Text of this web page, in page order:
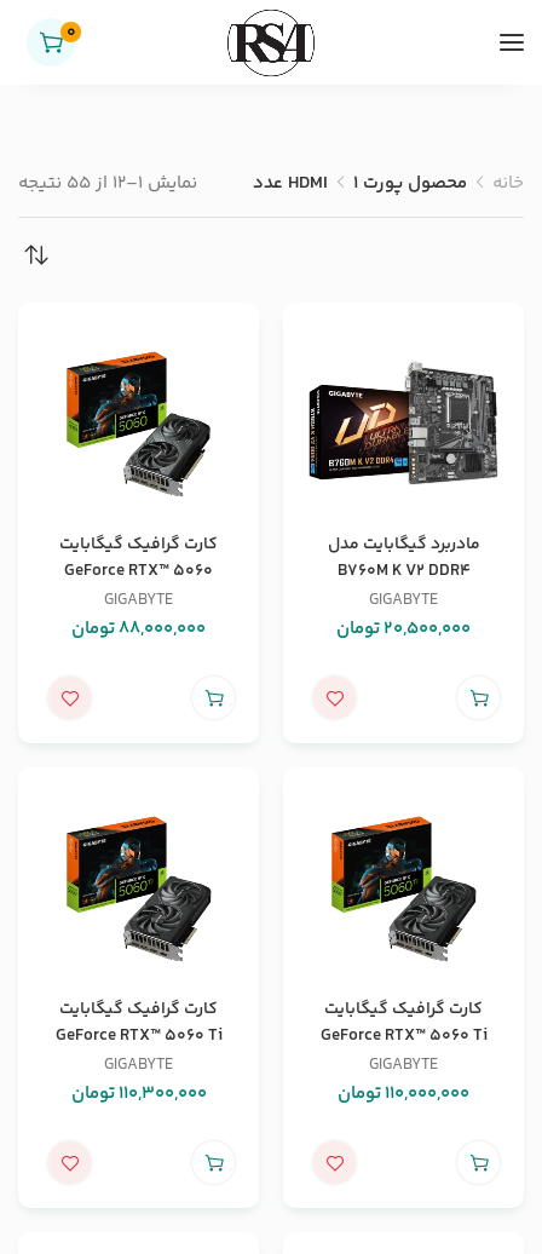
0
خانه محصول پورت HDMI 1 عدد نمایش 1–12 از 55 نتیجه
مادربرد گیگابایت مدل
B760M K V2 DDR4
GIGABYTE
20,500,000تومان
کارت گرافیک گیگابایت
GeForce RTX™ 5060
WINDFORCE MAX OC 8G
GIGABYTE
88,000,000تومان
کارت گرافیک گیگابایت
GeForce RTX™ 5060 Ti
WINDFORCE 8G
GIGABYTE
110,000,000تومان
کارت گرافیک گیگابایت
GeForce RTX™ 5060 Ti
WINDFORCE OC 8G
GIGABYTE
110,300,000تومان